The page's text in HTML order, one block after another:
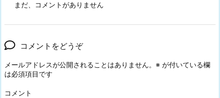
まだ、コメントがありません
コメントをどうぞ
メールアドレスが公開されることはありません。 ※ が付いている欄
は必須項目です
コメント